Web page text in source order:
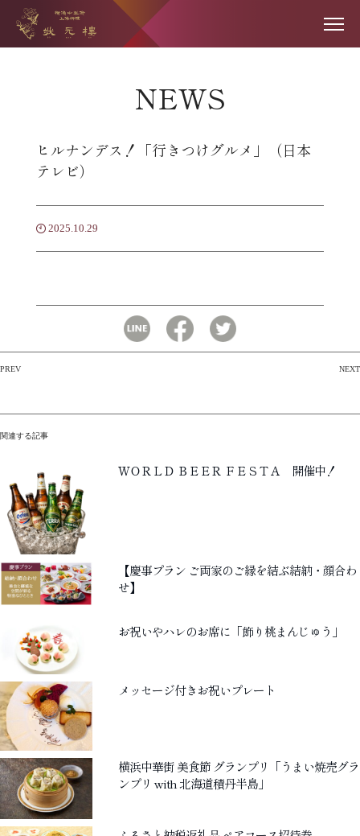
NEWS
ヒルナンデス！「行きつけグルメ」（日本
テレビ）
2025.10.29
投
稿
ビ
ゲ
ー
シ
ョ
ン
PREV NEXT
関連する記事
ＷＯＲＬＤ ＢＥＥＲ ＦＥＳＴＡ 開催中！
【慶事プラン ご両家のご縁を結ぶ結納・顔合わ
せ】
お祝いやハレのお席に「飾り桃まんじゅう」
メッセージ付きお祝いプレート
横浜中華街 美食節 グランプリ「うまい焼売グラ
ンプリ with 北海道積丹半島」